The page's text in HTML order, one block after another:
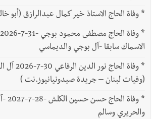
*وفاة الحاج الاستاذ خير كمال عبدالرازق (أبو خالد ) -
*
الاسماك سابقا -آل بوجي والديماسي
*
وفاة
(وفيات لبنان – جريدة صيدونيانيوز.نت )
*
والحريري وسالم